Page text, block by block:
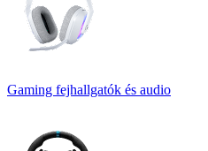
Gaming fejhallgatók és audio